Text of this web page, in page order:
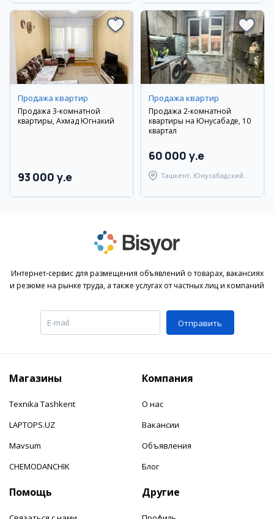
Продажа квартир
Продажа 3-комнатной
квартиры, Ахмад Югнакий
93 000 y.e
Продажа квартир
Продажа 2-комнатной
квартиры на Юнусабаде, 10
квартал
60 000 y.e
Ташкент, Юнусабадский
Интернет-сервис для размещения объявлений о товарах, вакансиях
и резюме на рынке труда, а также услугах от частных лиц и компаний
Отправить
Магазины
Texnika Tashkent
LAPTOPS.UZ
Mavsum
CHEMODANCHIK
Компания
О нас
Вакансии
Объявления
Блог
Помощь Другие